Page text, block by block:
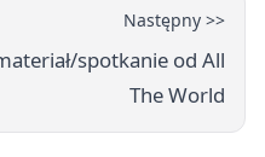
Następny >>
spotkanie od All
The World